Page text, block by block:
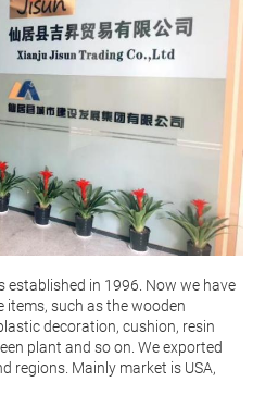
established in 1996. Now we have
such as the wooden
decoration, cushion, resin
plant and so on. We exported
regions. Mainly market is USA,